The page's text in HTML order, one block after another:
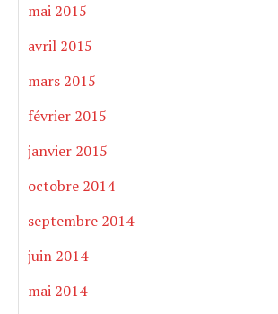
mai 2015
avril 2015
mars 2015
février 2015
janvier 2015
octobre 2014
septembre 2014
juin 2014
mai 2014